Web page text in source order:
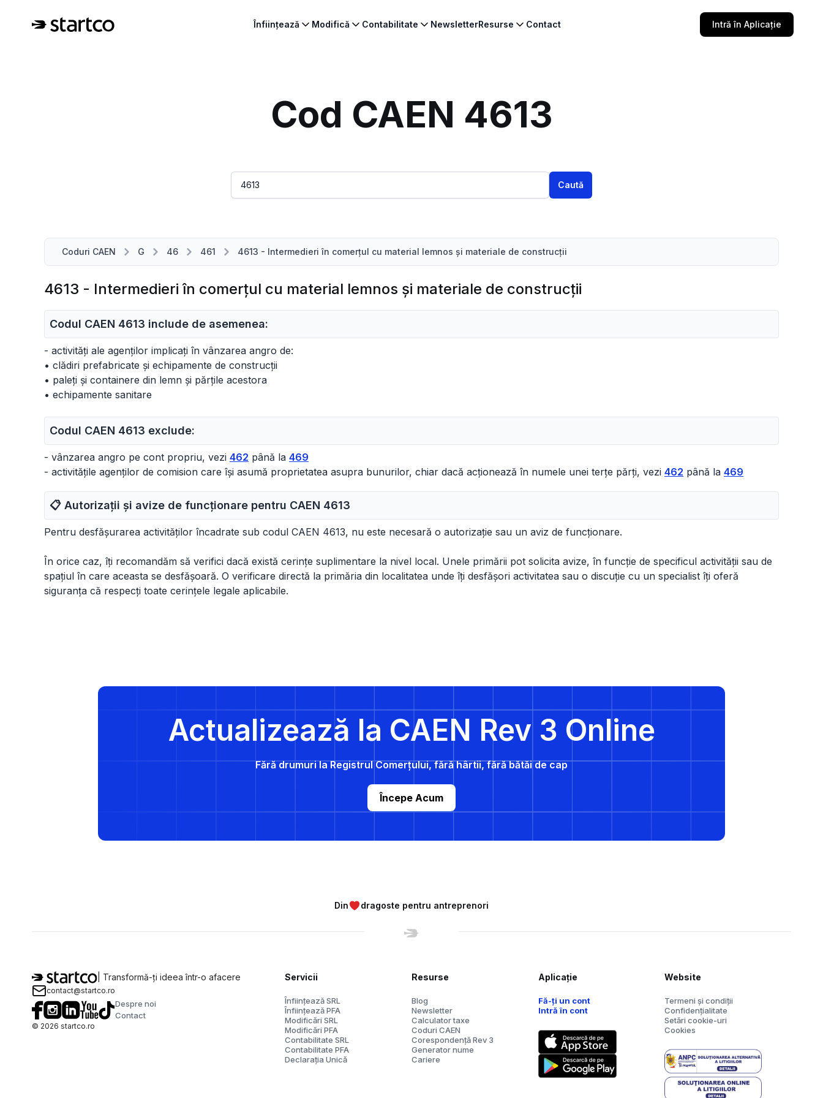
Înființează Modifică Contabilitate NewsletterResurse Contact Intră în Aplicație
Cod CAEN 4613
Caută
Coduri CAEN G 46 461 4613 - Intermedieri în comerţul cu material lemnos şi materiale de construcţii
4613 - Intermedieri în comerţul cu material lemnos şi materiale de construcţii
Codul CAEN 4613 include de asemenea:
- activități ale agenților implicați în vânzarea angro de:
• clădiri prefabricate și echipamente de construcții
• paleți și containere din lemn și părțile acestora
• echipamente sanitare
Codul CAEN 4613 exclude:
- vânzarea angro pe cont propriu, vezi 462 până la 469
- activitățile agenților de comision care își asumă proprietatea asupra bunurilor, chiar dacă acționează în numele unei terțe părți, vezi 462 până la 469
📋 Autorizații și avize de funcționare pentru CAEN 4613
Pentru desfășurarea activităților încadrate sub codul CAEN 4613, nu este necesară o autorizație sau un aviz de funcționare.
În orice caz, îți recomandăm să verifici dacă există cerințe suplimentare la nivel local. Unele primării pot solicita avize, în funcție de specificul activității sau de
spațiul în care aceasta se desfășoară. O verificare directă la primăria din localitatea unde îți desfășori activitatea sau o discuție cu un specialist îți oferă
siguranța că respecți toate cerințele legale aplicabile.
Actualizează la CAEN Rev 3 Online
Fără drumuri la Registrul Comerțului, fără hârtii, fără bătăi de cap
Începe Acum
Din dragoste pentru antreprenori
| Transformă-ți ideea într-o afacere
contact@startco.ro
Despre noi
Contact
© 2026 startco.ro
Servicii
Înființează SRL
Înființează PFA
Modificări SRL
Modificări PFA
Contabilitate SRL
Contabilitate PFA
Declarația Unică
Resurse
Blog
Newsletter
Calculator taxe
Coduri CAEN
Corespondență Rev 3
Generator nume
Cariere
Aplicație
Fă-ți un cont
Intră în cont
Website
Termeni și condiții
Confidențialitate
Setări cookie-uri
Cookies